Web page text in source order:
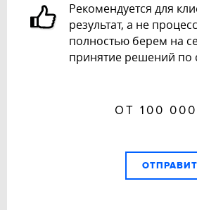
Рекомендуется для
результат, а не
полностью берем на
принятие решений по
ОТ 100